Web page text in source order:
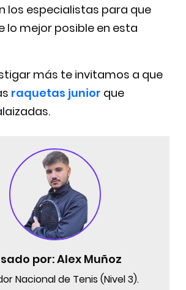
los especialistas para que
lo mejor posible en esta
más te invitamos a que
raquetas junior que
por:Alex Muñoz
Nacional de Tenis (Nivel 3).